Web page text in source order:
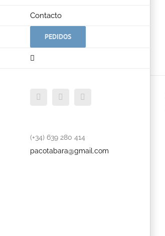
Contacto
PEDIDOS
FacebookTwitter
(+34) 639 280 414
pacotabara@gmail.com